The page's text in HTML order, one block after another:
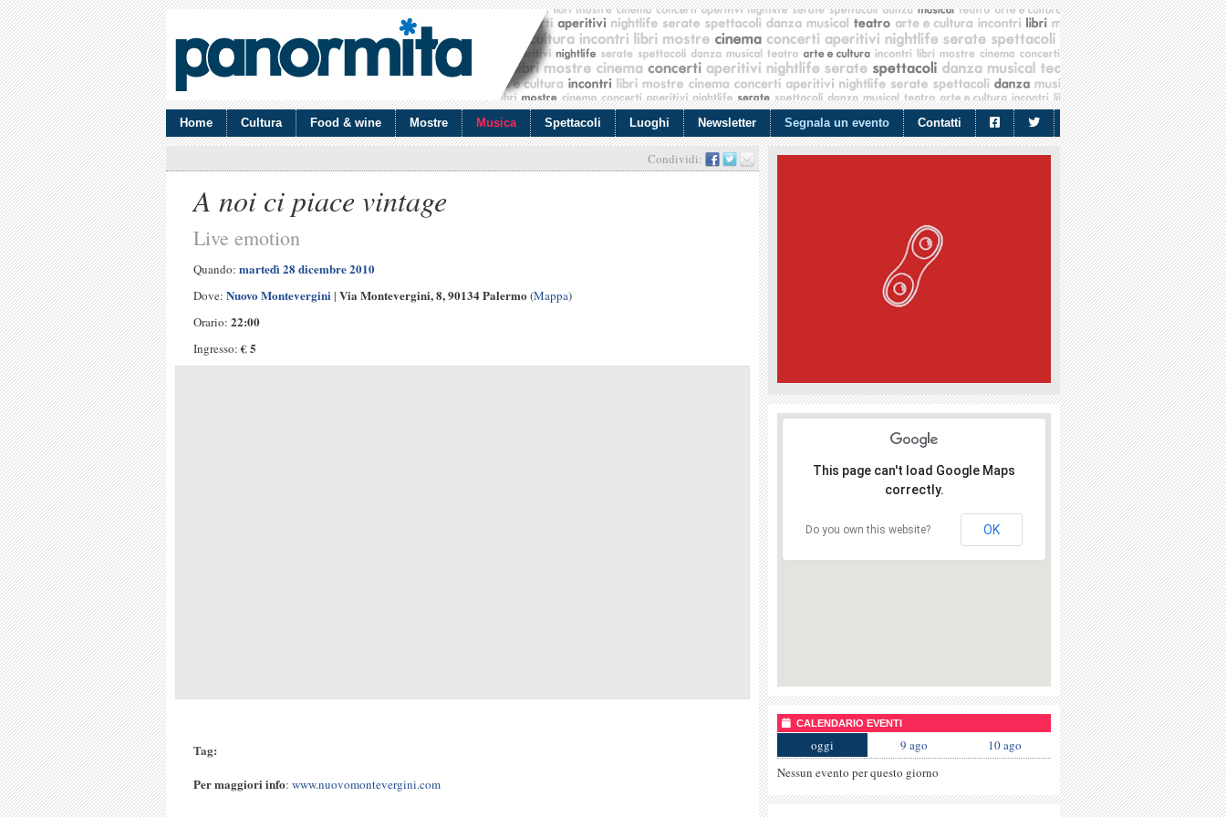
Home Cultura Food & wine Mostre Musica Spettacoli Luoghi Newsletter Segnala un evento Contatti
Condividi:
A noi ci piace vintage
Live emotion
Quando: martedì 28 dicembre 2010
Dove: Nuovo Montevergini| Via Montevergini, 8, 90134 Palermo (Mappa)
Orario: 22:00
Ingresso:€ 5
Tag:
Per maggiori info: www.nuovomontevergini.com
This page can't load Google Maps
correctly.
Do you own this website? OK
CALENDARIO EVENTI
oggi 9 ago
10 ago
Nessun evento per questo giorno